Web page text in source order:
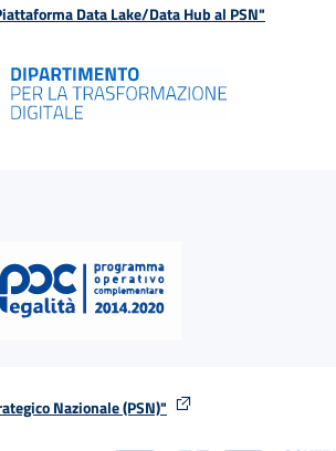
Data Lake/Data Hub al PSN"
Nazionale (PSN)"